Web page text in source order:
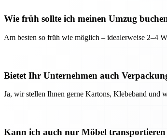
Wie früh sollte ich meinen Umzug
Am besten so früh wie möglich – idealerweise 2–4
Bietet Ihr Unternehmen auch
Ja, wir stellen Ihnen gerne Kartons, Klebeband und
Kann ich auch nur Möbel transportieren